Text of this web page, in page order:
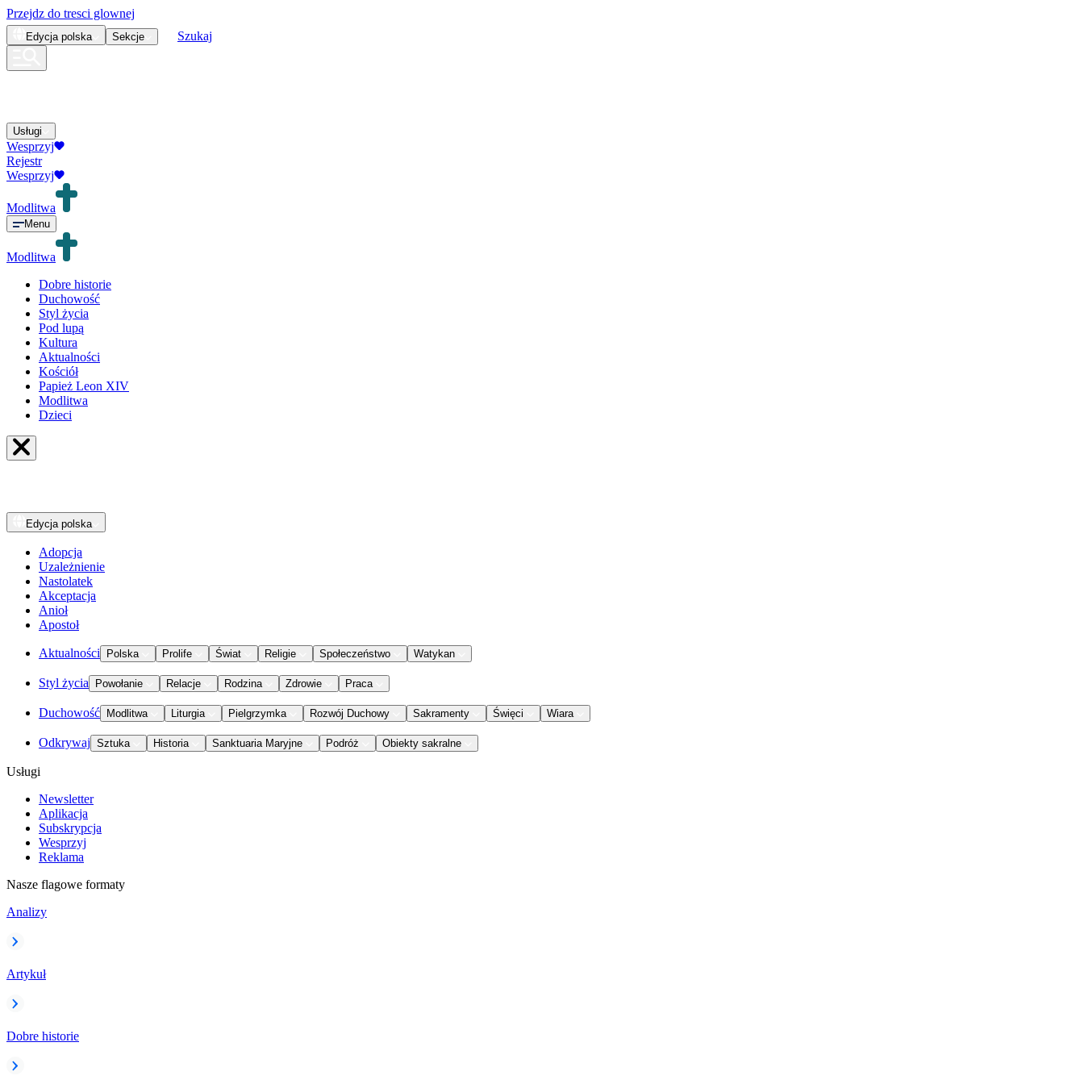
Przejdz do tresci glownej
Edycja polska Sekcje Szukaj
Usługi
Wesprzyj
Rejestr
Wesprzyj
Modlitwa
Menu
Modlitwa
Dobre historie
Duchowość
Styl życia
Pod lupą
Kultura
Aktualności
Kościół
Papież Leon XIV
Modlitwa
Dzieci
Edycja polska
Adopcja
Uzależnienie
Nastolatek
Akceptacja
Anioł
Apostoł
Aktualności Polska Prolife Świat Religie Społeczeństwo Watykan
Styl życia Powołanie Relacje Rodzina Zdrowie Praca
Duchowość Modlitwa Liturgia Pielgrzymka Rozwój Duchowy Sakramenty Święci Wiara
Odkrywaj Sztuka Historia Sanktuaria Maryjne Podróż Obiekty sakralne
Usługi
Newsletter
Aplikacja
Subskrypcja
Wesprzyj
Reklama
Nasze flagowe formaty
Analizy
Artykuł
Dobre historie